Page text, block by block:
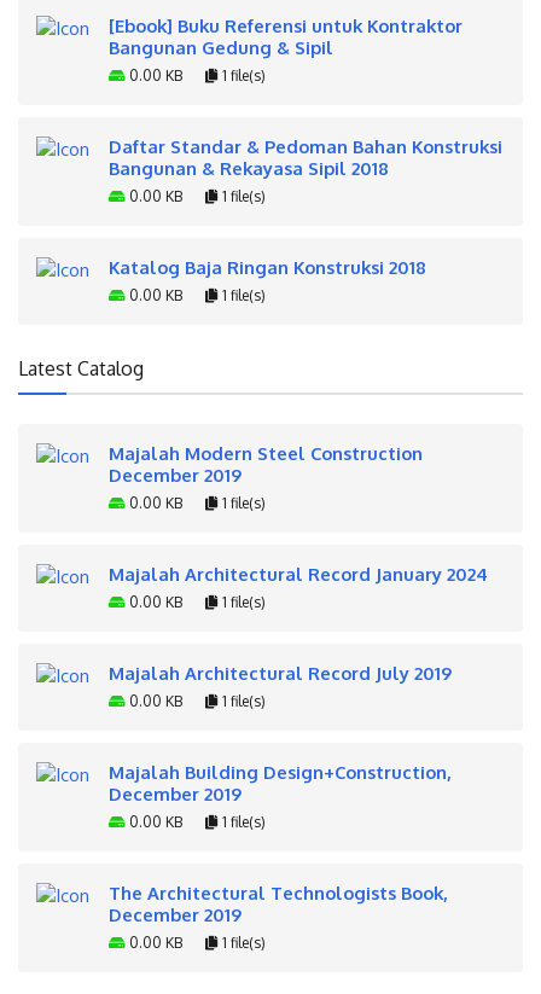
[Ebook] Buku Referensi untuk Kontraktor
Bangunan Gedung & Sipil
0.00 KB 1 file(s)
Daftar Standar & Pedoman Bahan Konstruksi
Bangunan & Rekayasa Sipil 2018
0.00 KB 1 file(s)
Katalog Baja Ringan Konstruksi 2018
0.00 KB 1 file(s)
Latest Catalog
Majalah Modern Steel Construction
December 2019
0.00 KB 1 file(s)
Majalah Architectural Record January 2024
0.00 KB 1 file(s)
Majalah Architectural Record July 2019
0.00 KB 1 file(s)
Majalah Building Design+Construction,
December 2019
0.00 KB 1 file(s)
The Architectural Technologists Book,
December 2019
0.00 KB 1 file(s)